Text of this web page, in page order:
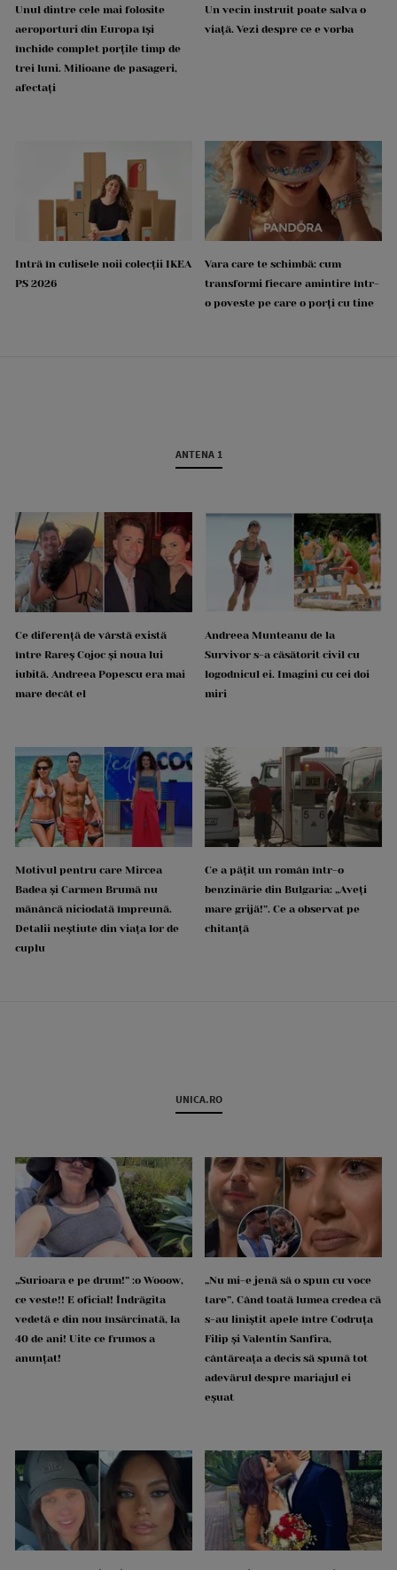
Unul dintre cele mai folosite
aeroporturi din Europa își
închide complet porțile timp de
trei luni. Milioane de pasageri,
afectați
Un vecin instruit poate salva o
viață. Vezi despre ce e vorba
Intră în culisele noii colecții IKEA
PS 2026
Vara care te schimbă: cum
transformi fiecare amintire într-
o poveste pe care o porți cu tine
ANTENA 1
Ce diferență de vârstă există
între Rareș Cojoc și noua lui
iubită. Andreea Popescu era mai
mare decât el
Andreea Munteanu de la
Survivor s-a căsătorit civil cu
logodnicul ei. Imagini cu cei doi
miri
Motivul pentru care Mircea
Badea și Carmen Brumă nu
mănâncă niciodată împreună.
Detalii neștiute din viața lor de
cuplu
Ce a pățit un român într-o
benzinărie din Bulgaria: „Aveți
mare grijă!”. Ce a observat pe
chitanță
UNICA.RO
„Surioara e pe drum!” :o Wooow,
ce veste!! E oficial! Îndrăgita
vedetă e din nou însărcinată, la
40 de ani! Uite ce frumos a
anunțat!
„Nu mi-e jenă să o spun cu voce
tare”. Când toată lumea credea că
s-au liniștit apele între Codruța
Filip și Valentin Sanfira,
cântăreața a decis să spună tot
adevărul despre mariajul ei
eșuat